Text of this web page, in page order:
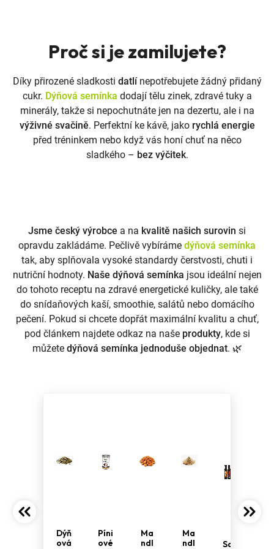
Proč si je zamilujete?
Díky přirozené sladkosti datlínepotřebujete žádný přidaný
cukr. Dýňová semínka dodají tělu zinek, zdravé tuky a
minerály, takže si nepochutnáte jen na dezertu, ale i na
výživné svačině. Perfektní ke kávě, jako rychlá energie
před tréninkem nebo když vás honí chuť na něco
sladkého – bez výčitek.
Jsme český výrobce a na kvalitě našich surovin si
opravdu zakládáme. Pečlivě vybíráme dýňová semínka
tak, aby splňovala vysoké standardy čerstvosti, chuti i
nutriční hodnoty. Naše dýňová semínka jsou ideální nejen
do tohoto receptu na zdravé energetické kuličky, ale také
do snídaňových kaší, smoothie, salátů nebo domácího
pečení. Pokud si chcete dopřát maximální kvalitu a chuť,
pod článkem najdete odkaz na naše produkty, kde si
můžete dýňová semínka jednoduše objednat. 🌿
Dýň
ová
Píni
ové
Ma
ndl
Ma
ndl
Sad